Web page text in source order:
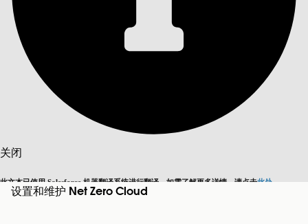
关闭
此文本已使用 Salesforce 机器翻译系统进行翻译。如需了解更多详情，请点击此处
切换为英语 而非现在
设置和维护 Net Zero Cloud